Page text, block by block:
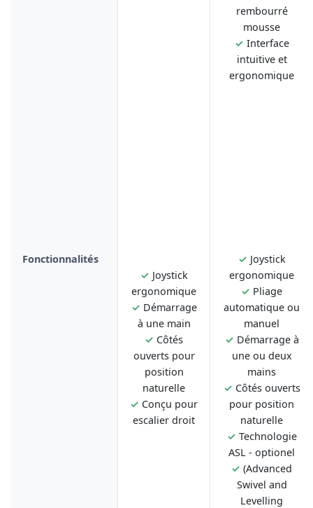
rembourré
mousse
✓ Interface
intuitive et
ergonomique
Fonctionnalités
✓ Joystick
ergonomique
✓ Démarrage
à une main
✓ Côtés
ouverts pour
position
naturelle
✓ Conçu pour
escalier droit
✓ Joystick
ergonomique
✓ Pliage
automatique ou
manuel
✓ Démarrage à
une ou deux
mains
✓ Côtés ouverts
pour position
naturelle
✓ Technologie
ASL - optionel
✓ (Advanced
Swivel and
Levelling